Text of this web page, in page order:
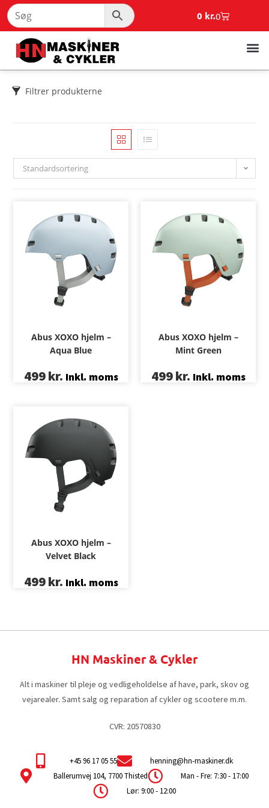
0 kr.0
Filtrer produkterne
Standardsortering
Abus XOXO hjelm –
Aqua Blue
499kr. Inkl. moms
Abus XOXO hjelm –
Mint Green
499kr. Inkl. moms
Abus XOXO hjelm –
Velvet Black
499kr. Inkl. moms
HN Maskiner & Cykler
Alt i maskiner til pleje og vedligeholdelse af have, park, skov og
vejarealer. Samt salg og reparation af cykler og scootere m.m.
CVR: 20570830
+45 96 17 05 55
henning@hn-maskiner.dk
Ballerumvej 104, 7700 Thisted
Man - Fre: 7:30 - 17:00
Lør: 9:00 - 12:00